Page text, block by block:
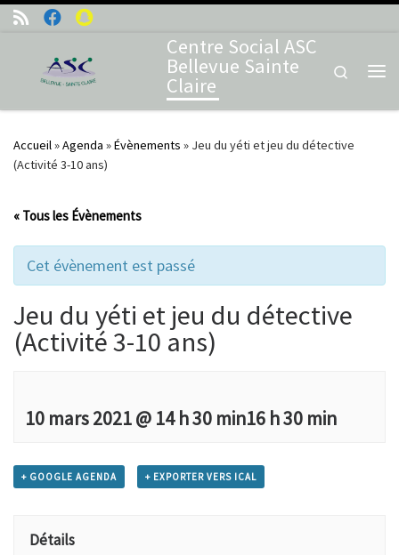
Skip to content
Centre Social ASC
Bellevue Sainte
Claire
Search
Accueil»Agenda »Évènements » Jeu du yéti et jeu du détective
(Activité 3-10 ans)
« Tous les Évènements
Cet évènement est passé
Jeu du yéti et jeu du détective
(Activité 3-10 ans)
10 mars 2021 @ 14 h 30 min16 h 30 min
+ GOOGLE AGENDA + EXPORTER VERS ICAL
Détails